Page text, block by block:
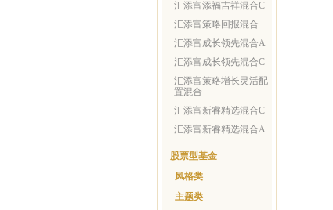
汇添富添福吉祥混合C
汇添富策略回报混合
汇添富成长领先混合A
汇添富成长领先混合C
汇添富策略增长灵活配
置混合
汇添富新睿精选混合C
汇添富新睿精选混合A
股票型基金
风格类
主题类